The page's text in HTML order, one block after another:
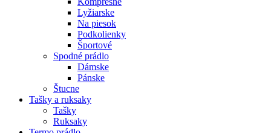
Lyžiarske
Na piesok
Podkolienky
Športové
Spodné prádlo
Dámske
Pánske
Štucne
Tašky a ruksaky
Tašky
Ruksaky